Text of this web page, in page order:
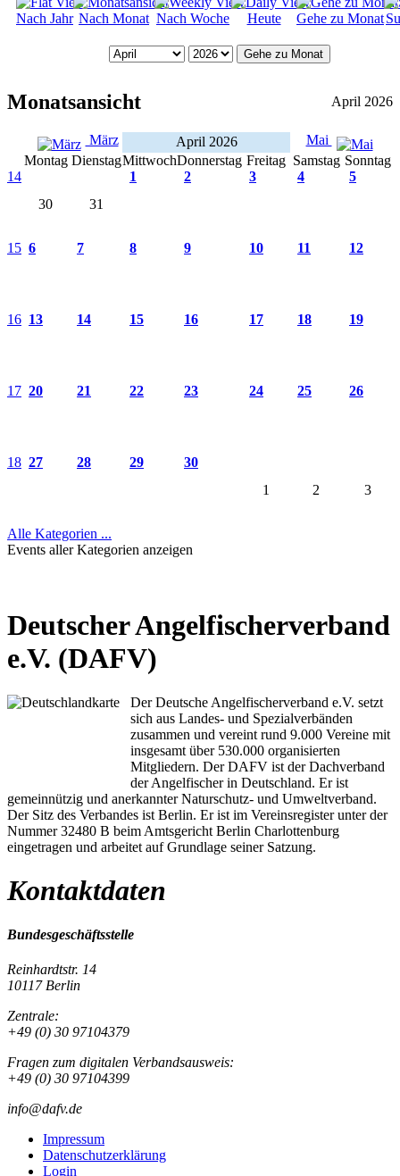
Nach Jahr Nach Monat Nach Woche Heute Gehe zu Monat
Gehe zu Monat
Monatsansicht April 2026
März April 2026
Mai
Montag DienstagMittwochDonnerstag Freitag Samstag Sonntag
14
30
31
1 2 3 4 5
15 6 7 8 9 10 11 12
16 13 14 15 16 17 18 19
17 20 21 22 23 24 25 26
18 27 28 29
30
1
2 3
Alle Kategorien ...
Events aller Kategorien anzeigen
Deutscher Angelfischerverband
e.V. (DAFV)
Der Deutsche Angelfischerverband e.V. setzt
sich aus Landes- und Spezialverbänden
zusammen und vereint rund 9.000 Vereine mit
insgesamt über 530.000 organisierten
Mitgliedern. Der DAFV ist der Dachverband
der Angelfischer in Deutschland. Er ist
gemeinnützig und anerkannter Naturschutz- und Umweltverband.
Der Sitz des Verbandes ist Berlin. Er ist im Vereinsregister unter der
Nummer 32480 B beim Amtsgericht Berlin Charlottenburg
eingetragen und arbeitet auf Grundlage seiner Satzung.
Kontaktdaten
Bundesgeschäftsstelle
Reinhardtstr. 14
10117 Berlin
Zentrale:
+49 (0) 30 97104379
Fragen zum digitalen Verbandsausweis:
+49 (0) 30 97104399
info@dafv.de
Impressum
Datenschutzerklärung
Login